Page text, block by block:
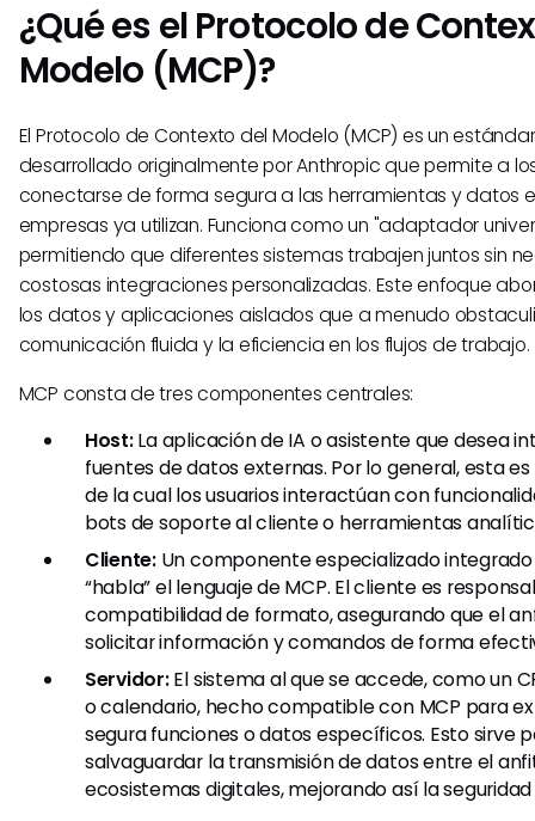
¿Qué es el Protocolo de
Modelo (MCP)?
El Protocolo de Contexto del Modelo (MCP) es un
desarrollado originalmente por Anthropic que permite a
conectarse de forma segura a las herramientas y datos
empresas ya utilizan. Funciona como un "adaptador
permitiendo que diferentes sistemas trabajen juntos sin
costosas integraciones personalizadas. Este enfoque
los datos y aplicaciones aislados que a menudo
comunicación fluida y la eficiencia en los flujos de trabajo.
MCP consta de tres componentes centrales:
Host:La aplicación de IA o asistente que desea
fuentes de datos externas. Por lo general, esta
de la cual los usuarios interactúan con
bots de soporte al cliente o herramientas
Cliente:Un componente especializado
“habla” el lenguaje de MCP. El cliente es
compatibilidad de formato, asegurando que el
solicitar información y comandos de forma
Servidor:El sistema al que se accede, como un
o calendario, hecho compatible con MCP para
segura funciones o datos específicos. Esto sirve
salvaguardar la transmisión de datos entre el
ecosistemas digitales, mejorando así la